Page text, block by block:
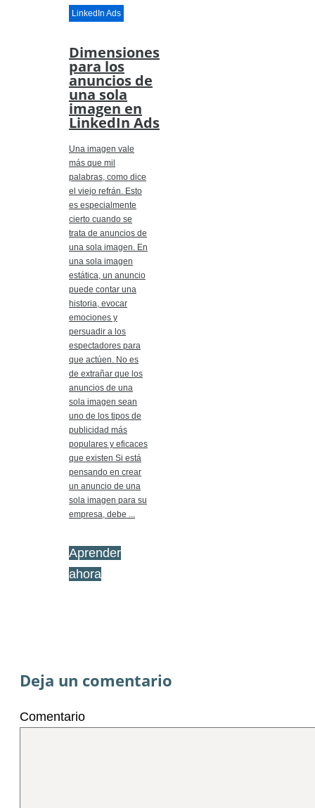
LinkedIn Ads
Dimensiones
para los
anuncios de
una sola
imagen en
LinkedIn Ads
Una imagen vale
más que mil
palabras, como dice
el viejo refrán. Esto
es especialmente
cierto cuando se
trata de anuncios de
una sola imagen. En
una sola imagen
estática, un anuncio
puede contar una
historia, evocar
emociones y
persuadir a los
espectadores para
que actúen. No es
de extrañar que los
anuncios de una
sola imagen sean
uno de los tipos de
publicidad más
populares y eficaces
que existen Si está
pensando en crear
un anuncio de una
sola imagen para su
empresa, debe ...
Aprender
ahora
Deja un comentario
Comentario